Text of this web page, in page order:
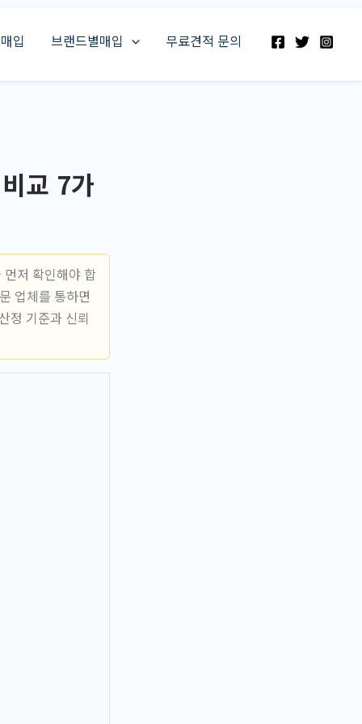
입 브랜드별매입 무료견적 문의
교 7가
저 확인해야 합
업체를 통하면
정 기준과 신뢰